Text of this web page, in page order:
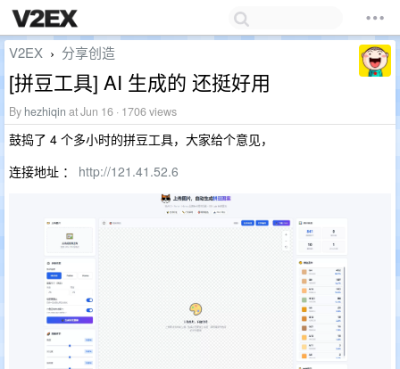
V2EX › 分享创造
[拼豆工具] AI 生成的 还挺好用
By hezhiqin at Jun 16 · 1706 views
鼓捣了 4 个多小时的拼豆工具，大家给个意见，
连接地址 ： http://121.41.52.6